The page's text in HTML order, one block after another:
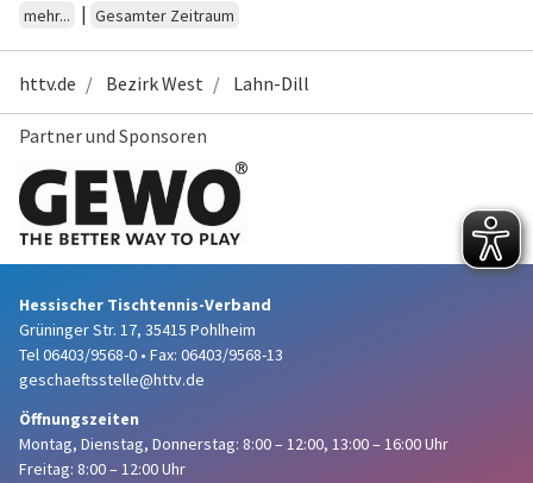
mehr...
| Gesamter Zeitraum
httv.de Bezirk West Lahn-Dill
Partner und Sponsoren
Hessischer Tischtennis-Verband
Grüninger Str. 17, 35415 Pohlheim
Tel 06403/9568-0 • Fax: 06403/9568-13
geschaeftsstelle@httv.de
Öffnungszeiten
Montag, Dienstag, Donnerstag: 8:00 – 12:00, 13:00 – 16:00 Uhr
Freitag: 8:00 – 12:00 Uhr